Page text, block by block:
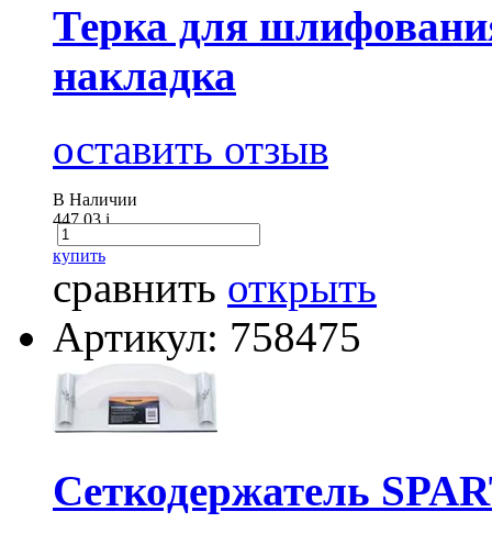
Терка для
накладка
оставить отзыв
В Наличии
447.03i
купить
сравнить открыть
Артикул: 758475
Сеткодержатель